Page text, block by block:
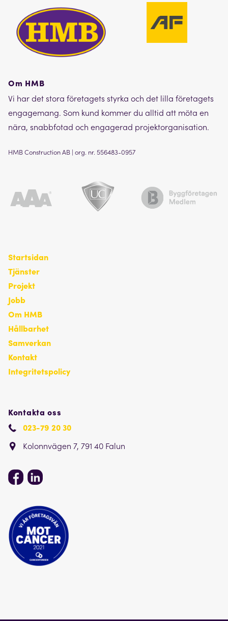
Om HMB
Vi har det stora företagets styrka och det lilla företagets
engagemang. Som kund kommer du alltid att möta en
nära, snabbfotad och engagerad projektorganisation.
HMB Construction AB | org. nr. 556483-0957
Startsidan
Tjänster
Projekt
Jobb
Om HMB
Hållbarhet
Samverkan
Kontakt
Integritetspolicy
Kontakta oss
023-79 20 30
Kolonnvägen 7, 791 40 Falun